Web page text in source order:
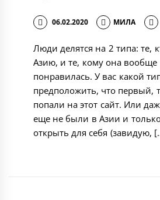
06.02.2020 МИЛА
Люди делятся на 2 типа: те,
Азию, и те, кому она вообще
понравилась. У вас какой
предположить, что первый,
попали на этот сайт. Или
еще не были в Азии и
открыть для себя (завидую,